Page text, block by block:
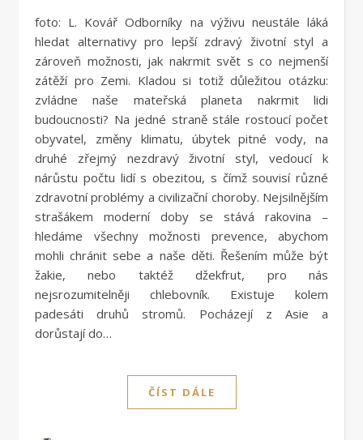
foto: L. Kovář Odborníky na výživu neustále láká
hledat alternativy pro lepší zdravý životní styl a
zároveň možnosti, jak nakrmit svět s co nejmenší
zátěží pro Zemi. Kladou si totiž důležitou otázku:
zvládne naše mateřská planeta nakrmit lidi
budoucnosti? Na jedné straně stále rostoucí počet
obyvatel, změny klimatu, úbytek pitné vody, na
druhé zřejmý nezdravý životní styl, vedoucí k
nárůstu počtu lidí s obezitou, s čímž souvisí různé
zdravotní problémy a civilizační choroby. Nejsilnějším
strašákem moderní doby se stává rakovina –
hledáme všechny možnosti prevence, abychom
mohli chránit sebe a naše děti. Řešením může být
žakie, nebo taktéž džekfrut, pro nás
nejsrozumitelněji chlebovník. Existuje kolem
padesáti druhů stromů. Pocházejí z Asie a
dorůstají do…
ČÍST DÁLE